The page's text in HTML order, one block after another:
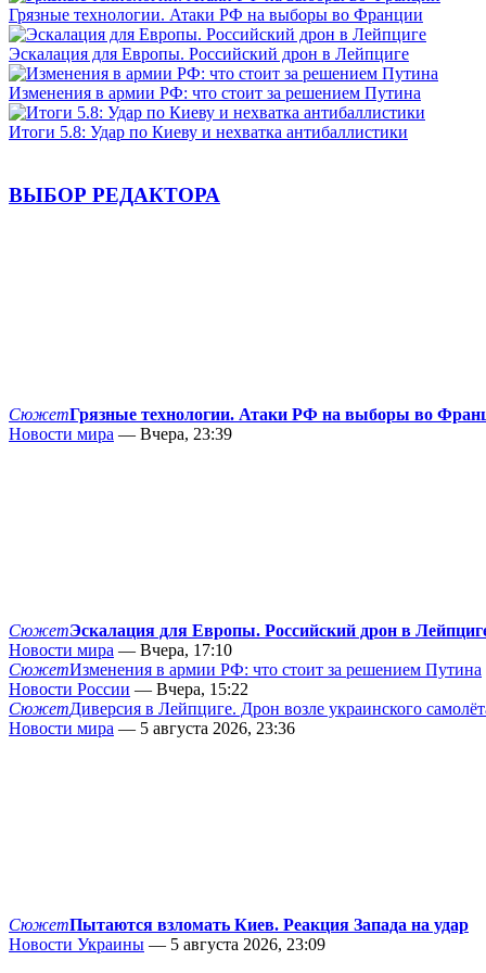
Грязные технологии. Атаки РФ на выборы во Франции
Эскалация для Европы. Российский дрон в Лейпциге
Изменения в армии РФ: что стоит за решением Путина
Итоги 5.8: Удар по Киеву и нехватка антибаллистики
ВЫБОР РЕДАКТОРА
СюжетГрязные технологии. Атаки РФ на выборы во
Новости мира — Вчера, 23:39
СюжетЭскалация для Европы. Российский дрон в
Новости мира — Вчера, 17:10
СюжетИзменения в армии РФ: что стоит за решением Путина
Новости России — Вчера, 15:22
СюжетДиверсия в Лейпциге. Дрон возле украинского
Новости мира — 5 августа 2026, 23:36
СюжетПытаются взломать Киев. Реакция Запада на удар
Новости Украины — 5 августа 2026, 23:09